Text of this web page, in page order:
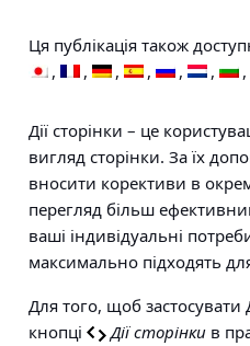
Ця публікація також
Дії сторінки – це
вигляд сторінки. За їх
вносити корективи в
перегляд більш
ваші індивідуальні
максимально підходять
Для того, щоб застосувати
кнопці
Дії сторінки в